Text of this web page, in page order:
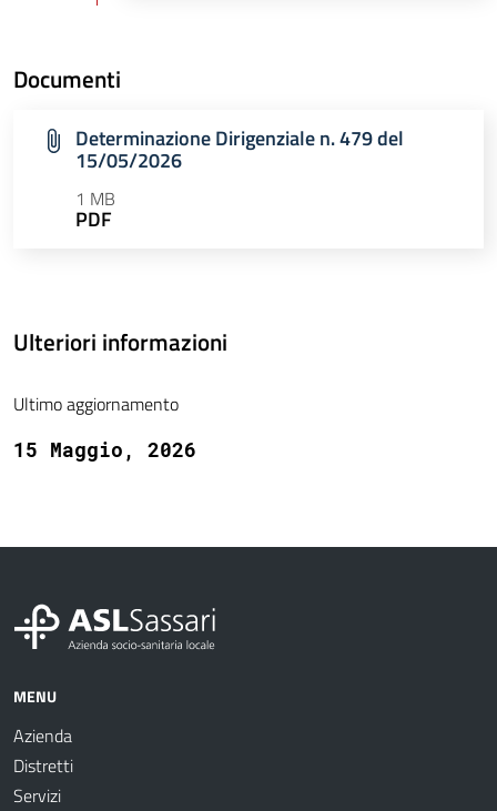
Documenti
Determinazione Dirigenziale n. 479 del
15/05/2026
1 MB
PDF
Ulteriori informazioni
Ultimo aggiornamento
15 Maggio, 2026
MENU
Azienda
Distretti
Servizi